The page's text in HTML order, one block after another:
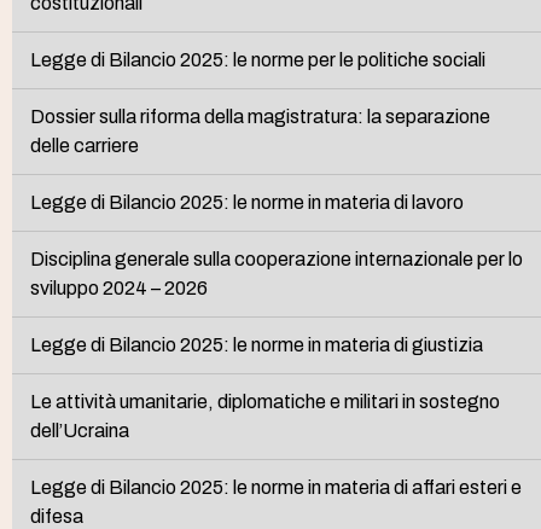
Legge di Bilancio 2025: le norme per le politiche sociali
Dossier sulla riforma della magistratura: la separazione
delle carriere
Legge di Bilancio 2025: le norme in materia di lavoro
Disciplina generale sulla cooperazione internazionale per lo
sviluppo 2024 – 2026
Legge di Bilancio 2025: le norme in materia di giustizia
Le attività umanitarie, diplomatiche e militari in sostegno
dell’Ucraina
Legge di Bilancio 2025: le norme in materia di affari esteri e
difesa